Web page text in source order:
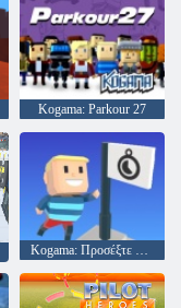
Kogama: Parkour 27
Kogama: Προσέξτε τη σημαία